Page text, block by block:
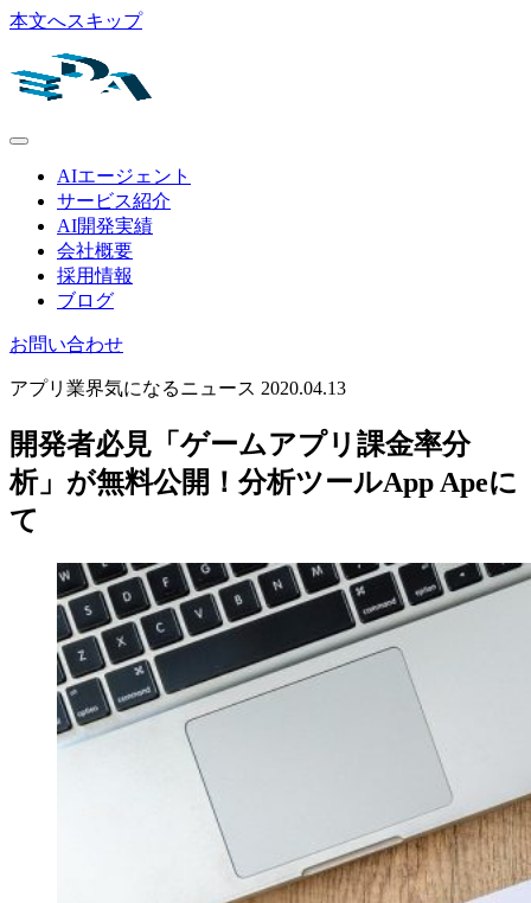
本文へスキップ
AIエージェント
サービス紹介
AI開発実績
会社概要
採用情報
ブログ
お問い合わせ
アプリ業界気になるニュース 2020.04.13
開発者必見「ゲームアプリ課金率分
析」が無料公開！分析ツールApp Apeに
て